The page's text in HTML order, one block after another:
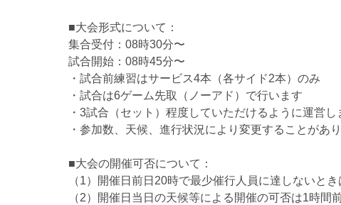
■大会形式について：
集合受付：08時30分〜
試合開始：08時45分〜
・試合前練習はサービス4本（各サイド2本）のみ
・試合は6ゲーム先取（ノーアド）で行います
・3試合（セット）程度していただけるように運営し
・参加数、天候、進行状況により変更することがあ
■大会の開催可否について：
（1）開催日前日20時で最少催行人員に達しないと
（2）開催日当日の天候等による開催の可否は1時間